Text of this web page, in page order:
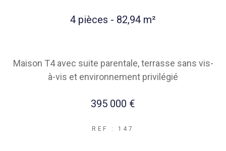
4 pièces - 82,94 m²
Maison T4 avec suite parentale, terrasse sans vis-
à-vis et environnement privilégié
395 000 €
REF : 147